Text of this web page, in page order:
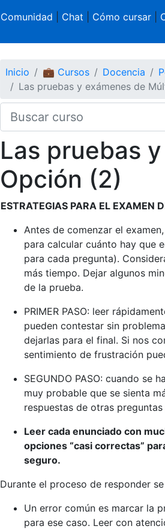
Comunidad Chat Cómo cursar|
Inicio 💼 Cursos Docencia
Las pruebas y exámenes de
Las pruebas
Opción (2)
ESTRATEGIAS PARA EL EXAMEN
Antes de comenzar el
para calcular cuánto hay que
para cada pregunta).
más tiempo. Dejar algunos
de la prueba.
PRIMER PASO: leer
pueden contestar sin
dejarlas para el final. Si nos
sentimiento de frustración
SEGUNDO PASO: cuando se
muy probable que se sienta
respuestas de otras
Leer cada enunciado con
opciones “casi correctas”
seguro.
Durante el proceso de responder
Un error común es marcar la
para ese caso. Leer con